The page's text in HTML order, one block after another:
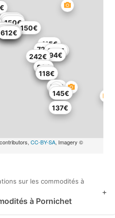
623€
80€
280€
97€
150€
92€
150€
94€
150€
150€
145€
612€
251€
118€
137€
72€
242€
415€
94€
103€
83€
contributors, CC-BY-SA, Imagery ©
sur les commodités à
à Pornichet
+